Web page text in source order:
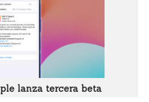
lanza tercera beta